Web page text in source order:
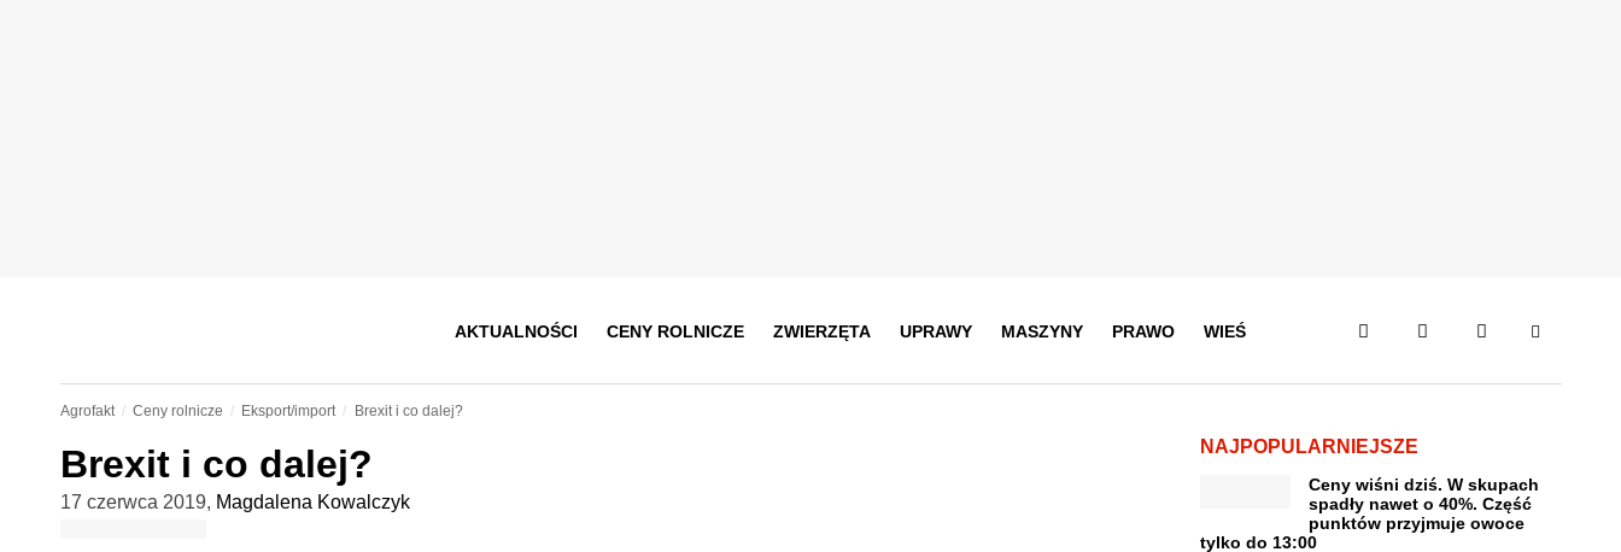
AKTUALNOŚCI CENY ROLNICZE ZWIERZĘTA UPRAWY MASZYNY PRAWO WIEŚ
Agrofakt Ceny rolnicze Eksport/import Brexit i co dalej?
Brexit i co dalej?
17 czerwca 2019, Magdalena Kowalczyk
NAJPOPULARNIEJSZE
Ceny wiśni dziś. W skupach
spadły nawet o 40%. Część
punktów przyjmuje owoce
tylko do 13:00